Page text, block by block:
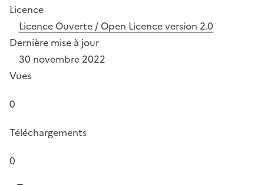
Licence
Licence Ouverte / Open Licence version 2.0
Dernière mise à jour
30 novembre 2022
Vues
0
Téléchargements
0